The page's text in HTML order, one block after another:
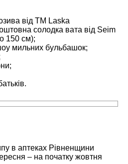
від TM Laska
солодка вата від Seim
150 см);
мильних бульбашок;
в аптеках Рівненщини
– на початку жовтня